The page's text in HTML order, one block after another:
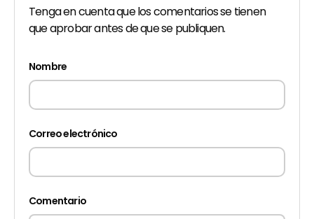
Tenga en cuenta que los comentarios se tienen
que aprobar antes de que se publiquen.
Nombre
Correo electrónico
Comentario